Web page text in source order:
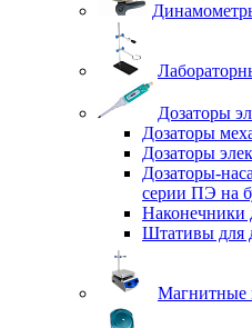
Дозаторы
Дозаторы
Дозаторы
Дозаторы-
серии ПЭ на
Наконечники
Штативы для
Магнитные